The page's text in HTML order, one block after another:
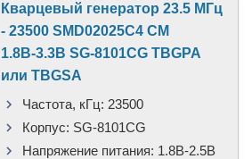
Кварцевый генератор 23.5 МГц
- 23500 SMD02025C4 CM
1.8В-3.3В SG-8101CG TBGPA
или TBGSA
Частота, кГц: 23500
Корпус: SG-8101CG
Напряжение питания: 1.8В-2.5B